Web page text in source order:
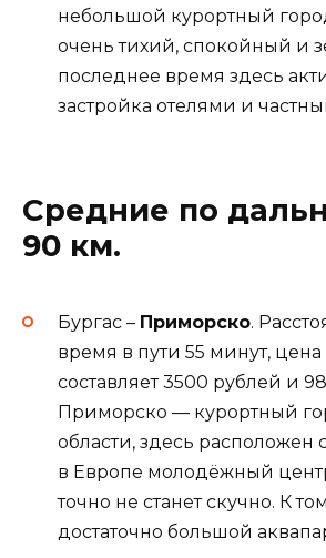
небольшой курортный
очень тихий, спокойный и
последнее время здесь
застройка отелями и
Средние по
90 км.
Бургас – Приморско.
время в пути 55 минут, цена
составляет 3500 рублей и
Приморско — курортный
области, здесь
в Европе молодёжный
точно не станет скучно. К
достаточно большой